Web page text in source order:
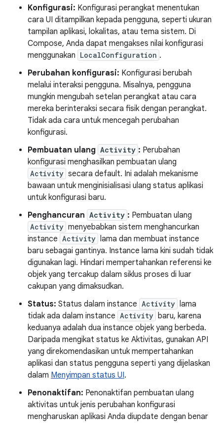
Konfigurasi: Konfigurasi perangkat menentukan
cara UI ditampilkan kepada pengguna, seperti ukuran
tampilan aplikasi, lokalitas, atau tema sistem. Di
Compose, Anda dapat mengakses nilai konfigurasi
menggunakan LocalConfiguration .
Perubahan konfigurasi: Konfigurasi berubah
melalui interaksi pengguna. Misalnya, pengguna
mungkin mengubah setelan perangkat atau cara
mereka berinteraksi secara fisik dengan perangkat.
Tidak ada cara untuk mencegah perubahan
konfigurasi.
Pembuatan ulang Activity : Perubahan
konfigurasi menghasilkan pembuatan ulang
Activity secara default. Ini adalah mekanisme
bawaan untuk menginisialisasi ulang status aplikasi
untuk konfigurasi baru.
Penghancuran Activity : Pembuatan ulang
Activity menyebabkan sistem menghancurkan
instance Activity lama dan membuat instance
baru sebagai gantinya. Instance lama kini sudah tidak
digunakan lagi. Hindari mempertahankan referensi ke
objek yang tercakup dalam siklus proses di luar
cakupan yang dimaksudkan.
Status: Status dalam instance Activity lama
tidak ada dalam instance Activity baru, karena
keduanya adalah dua instance objek yang berbeda.
Daripada mengikat status ke Aktivitas, gunakan API
yang direkomendasikan untuk mempertahankan
aplikasi dan status pengguna seperti yang dijelaskan
dalam Menyimpan status UI.
Penonaktifan: Penonaktifan pembuatan ulang
aktivitas untuk jenis perubahan konfigurasi
mengharuskan aplikasi Anda diupdate dengan benar